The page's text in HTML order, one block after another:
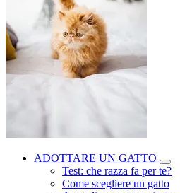
ADOTTARE UN GATTO
Test: che razza fa per te?
Come scegliere un gatto